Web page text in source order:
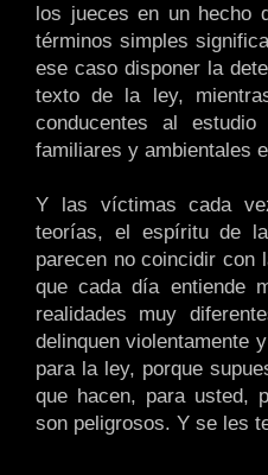
los jueces en un hecho
términos simples
ese caso disponer la
texto de la ley,
conducentes al
familiares y ambientales
Y las víctimas cada
teorías, el espíritu de
parecen no coincidir con
que cada día entiende
realidades muy
delinquen violentamente
para la ley, porque
que hacen, para usted,
son peligrosos. Y se les